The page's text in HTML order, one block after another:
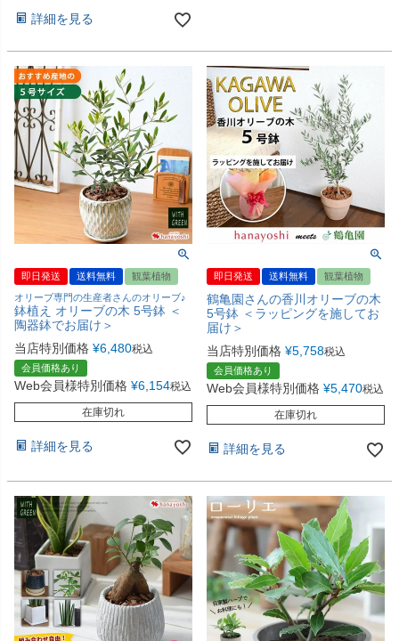
詳細を見る
即日発送 送料無料
観葉植物
オリーブ専門の生産者さんのオリーブ♪
鉢植え オリーブの木 5号鉢 ＜
陶器鉢でお届け＞
当店特別価格 ¥6,480税込
会員価格あり
Web会員様特別価格 ¥6,154税込
在庫切れ
詳細を見る
即日発送 送料無料 観葉植物
鶴亀園さんの香川オリーブの木
5号鉢 ＜ラッピングを施してお
届け＞
当店特別価格 ¥5,758税込
会員価格あり
Web会員様特別価格 ¥5,470税込
在庫切れ
詳細を見る